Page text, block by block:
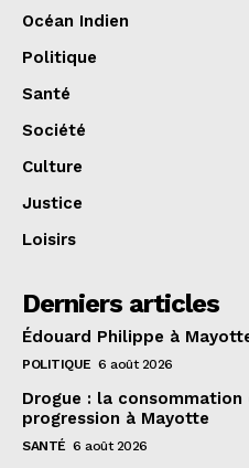
Océan Indien
Politique
Santé
Société
Culture
Justice
Loisirs
Derniers articles
Édouard Philippe à
POLITIQUE 6 août 2026
Drogue : la consommation
progression à Mayotte
SANTÉ 6 août 2026